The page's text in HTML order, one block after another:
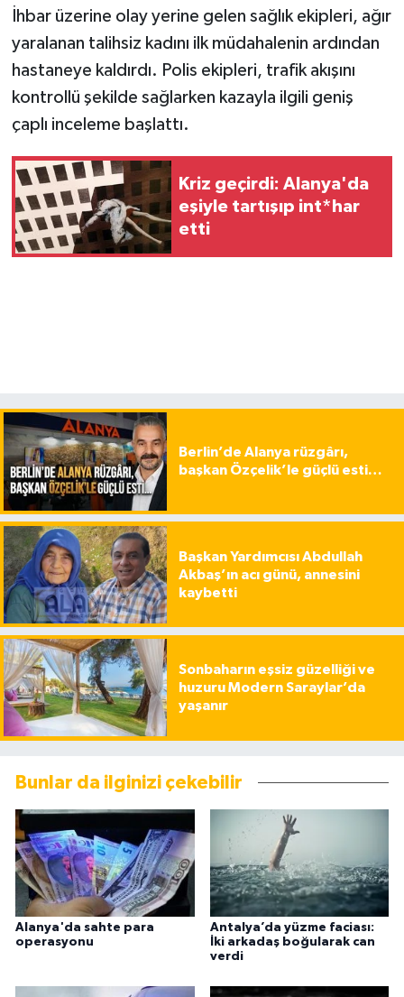
İhbar üzerine olay yerine gelen sağlık ekipleri, ağır
yaralanan talihsiz kadını ilk müdahalenin ardından
hastaneye kaldırdı. Polis ekipleri, trafik akışını
kontrollü şekilde sağlarken kazayla ilgili geniş
çaplı inceleme başlattı.
Kriz geçirdi: Alanya'da
eşiyle tartışıp int*har
etti
Berlin’de Alanya rüzgârı,
başkan Özçelik’le güçlü esti…
Başkan Yardımcısı Abdullah
Akbaş’ın acı günü, annesini
kaybetti
Sonbaharın eşsiz güzelliği ve
huzuru Modern Saraylar’da
yaşanır
Bunlar da ilginizi çekebilir
Alanya'da sahte para
operasyonu
Antalya’da yüzme faciası:
İki arkadaş boğularak can
verdi